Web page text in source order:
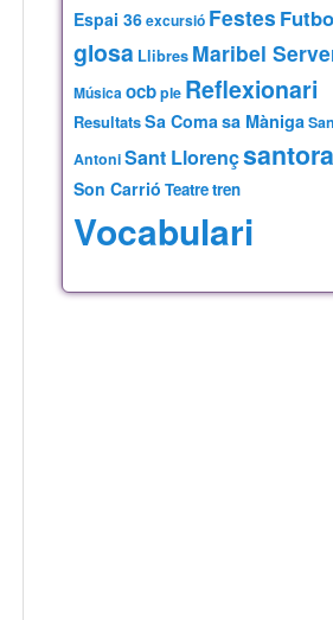
Espai 36excursió Festes
glosa Llibres Maribel
Músicaocbple Reflexionari
ResultatsSa Comasa Màniga
AntoniSant Llorenç
Son Carrió Teatretren
Vocabulari